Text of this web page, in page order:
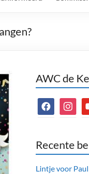
AWC de
facebook
Recente
Lintje voor